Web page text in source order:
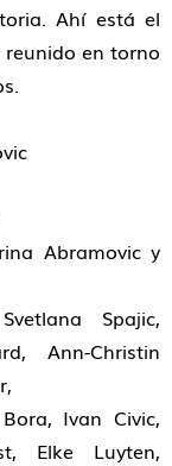
Ahí está el
en torno
Abramovic y
Spajic,
Ann-Christin
Ivan Civic,
Elke Luyten,